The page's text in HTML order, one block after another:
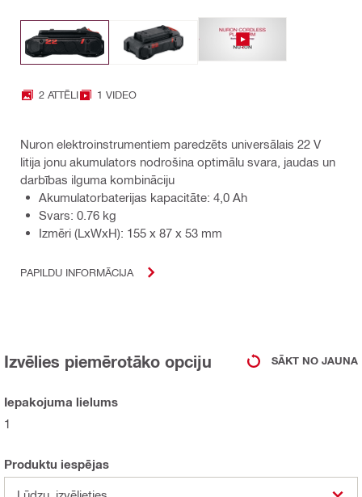
2 ATTĒLI 1 VIDEO
Nuron elektroinstrumentiem paredzēts universālais 22 V
litija jonu akumulators nodrošina optimālu svara, jaudas un
darbības ilguma kombināciju
Akumulatorbaterijas kapacitāte: 4,0 Ah
Svars: 0.76 kg
Izmēri (LxWxH): 155 x 87 x 53 mm
PAPILDU INFORMĀCIJA
Izvēlies piemērotāko opciju SĀKT NO JAUNA
Iepakojuma lielums
1
Produktu iespējas